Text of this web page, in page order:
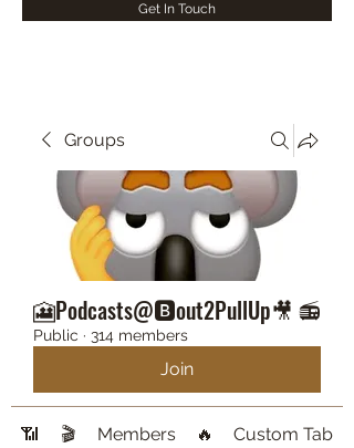
Get In Touch
Groups
🎦Podcasts@🅱️out2PullUp🎥 📻
Public · 314 members
Join
📶 🎬 Members 🔥 Custom Tab